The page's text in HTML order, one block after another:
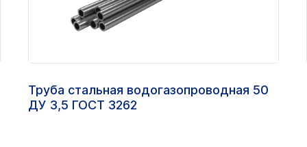
Труба стальная водогазопроводная 50
ДУ 3,5 ГОСТ 3262